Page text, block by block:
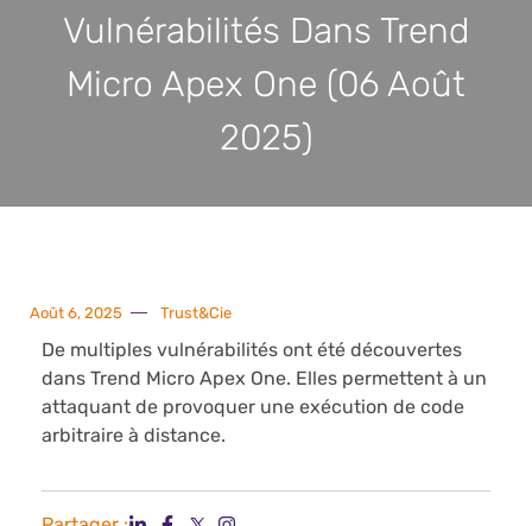
Vulnérabilités Dans Trend
Micro Apex One (06 Août
2025)
Août 6, 2025 Trust&Cie
De multiples vulnérabilités ont été découvertes
dans Trend Micro Apex One. Elles permettent à un
attaquant de provoquer une exécution de code
arbitraire à distance.